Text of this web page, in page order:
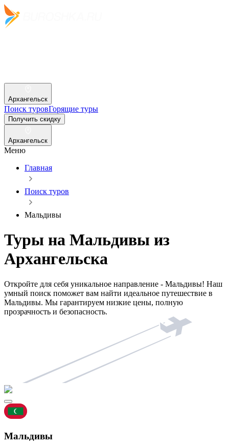
Архангельск
Поиск туровГорящие туры
Получить скидку
Архангельск
Меню
Главная
Поиск туров
Мальдивы
Туры на Мальдивы из
Архангельска
Откройте для себя уникальное направление - Мальдивы! Наш
умный поиск поможет вам найти идеальное путешествие в
Мальдивы. Мы гарантируем низкие цены, полную
прозрачность и безопасность.
Мальдивы